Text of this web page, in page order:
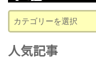
ブ
テ
ゴ
リ
人気記事